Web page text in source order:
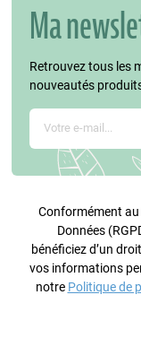
Ma
Retrouvez tous les
nouveautés
Conformément
Données
bénéficiez d’un
vos informations
notre Politique de